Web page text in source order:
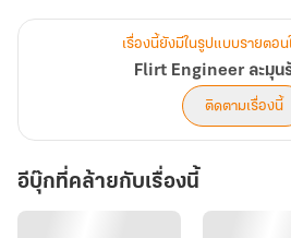
เรื่องนี้ยังมีในรูปแบบรายตอ
Flirt Engineer ละมุน
ติดตามเรื่องนี้
อีบุ๊กที่คล้ายกับเรื่องนี้